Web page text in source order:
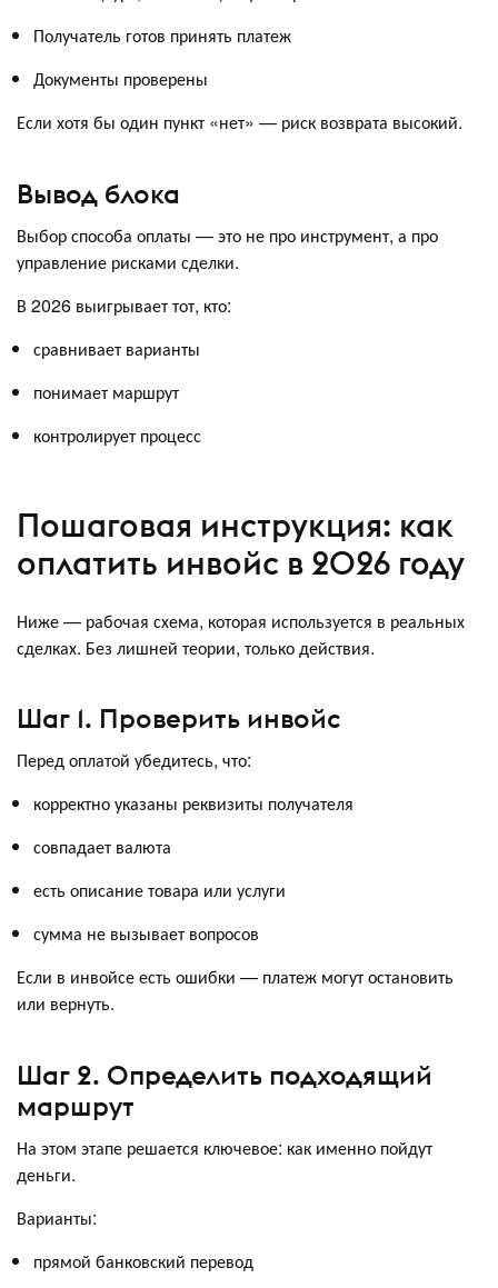
Получатель готов принять платеж
Документы проверены
Если хотя бы один пункт «нет» — риск возврата высокий.
Вывод блока
Выбор способа оплаты — это не про инструмент, а про
управление рисками сделки.
В 2026 выигрывает тот, кто:
сравнивает варианты
понимает маршрут
контролирует процесс
Пошаговая инструкция: как
оплатить инвойс в 2026 году
Ниже — рабочая схема, которая используется в реальных
сделках. Без лишней теории, только действия.
Шаг 1. Проверить инвойс
Перед оплатой убедитесь, что:
корректно указаны реквизиты получателя
совпадает валюта
есть описание товара или услуги
сумма не вызывает вопросов
Если в инвойсе есть ошибки — платеж могут остановить
или вернуть.
Шаг 2. Определить подходящий
маршрут
На этом этапе решается ключевое: как именно пойдут
деньги.
Варианты:
прямой банковский перевод